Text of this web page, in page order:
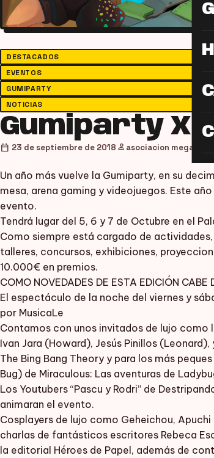
DESTACADOS
EVENTOS
GUMIPARTY
NOTICIAS
Gumiparty
calendar_today 23 de septiembre de 2018 person asociacion megagumi
Un año más vuelve la Gumiparty, en su
mesa, arena gaming y videojuegos. Este
evento.
Tendrá lugar del 5, 6 y 7 de Octubre en el
Como siempre está cargado de
talleres, concursos, exhibiciones,
10.000€ en premios.
COMO NOVEDADES DE ESTA EDICIÓN CABE
El espectáculo de la noche del viernes y
por MusicaLe
Contamos con unos invitados de lujo como
Ivan Jara (Howard), Jesús Pinillos
The Bing Bang Theory y para los más
Bug) de Miraculous: Las aventuras de
Los Youtubers “Pascu y Rodri” de
animaran el evento.
Cosplayers de lujo como Geheichou,
charlas de fantásticos escritores Rebeca
la editorial Héroes de Papel, además de